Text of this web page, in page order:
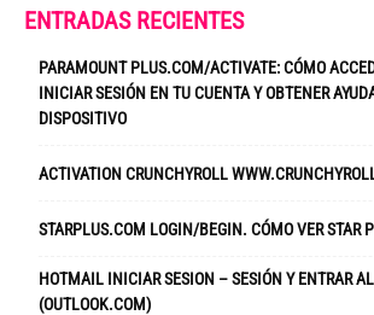
ENTRADAS RECIENTES
PARAMOUNT PLUS.COM/ACTIVATE: CÓMO
INICIAR SESIÓN EN TU CUENTA Y OBTENER
DISPOSITIVO
ACTIVATION CRUNCHYROLL
STARPLUS.COM LOGIN/BEGIN. CÓMO VER STAR
HOTMAIL INICIAR SESION – SESIÓN Y ENTRAR
(OUTLOOK.COM)